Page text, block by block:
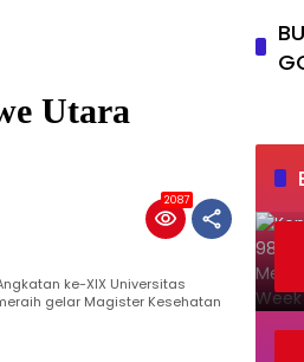
Utara
2087
ke-XIX Universitas
gelar Magister Kesehatan